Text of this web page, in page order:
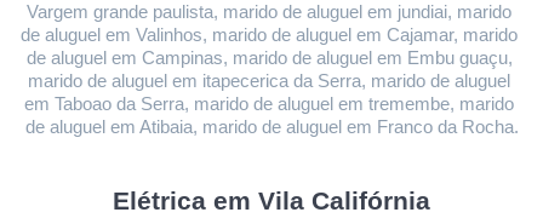
Vargem grande paulista, marido de aluguel em jundiai, marido
de aluguel em Valinhos, marido de aluguel em Cajamar, marido
de aluguel em Campinas, marido de aluguel em Embu guaçu,
marido de aluguel em itapecerica da Serra, marido de aluguel
em Taboao da Serra, marido de aluguel em tremembe, marido
de aluguel em Atibaia, marido de aluguel em Franco da Rocha.
Elétrica em Vila Califórnia